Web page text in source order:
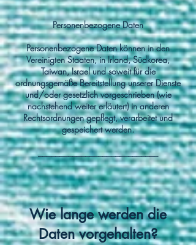
Personenbezogene Daten
Personenbezogene Daten können in den
Vereinigten Staaten, in Irland, Südkorea,
Taiwan, Israel und soweit für die
ordnungsgemäße Bereitstellung unserer Dienste
und/oder gesetzlich vorgeschrieben (wie
nachstehend weiter erläutert) in anderen
Rechtsordnungen gepflegt, verarbeitet und
gespeichert werden.
____________________________
Wie lange werden die
Daten vorgehalten?